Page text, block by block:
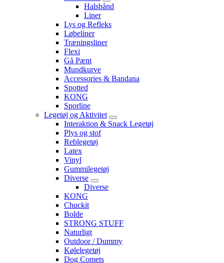
Halsbånd
Liner
Lys og Refleks
Løbeliner
Træningsliner
Flexi
Gå Pænt
Mundkurve
Accessories & Bandana
Spotted
KONG
Sporline
Legetøj og Aktivitet
Interaktion & Snack Legetøj
Plys og stof
Reblegetøj
Latex
Vinyl
Gummilegetøj
Diverse
Diverse
KONG
Chuckit
Bolde
STRONG STUFF
Naturligt
Outdoor / Dummy
Kølelegetøj
Dog Comets